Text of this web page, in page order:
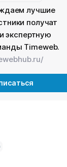
лучшие
получат
экспертную
Timeweb.